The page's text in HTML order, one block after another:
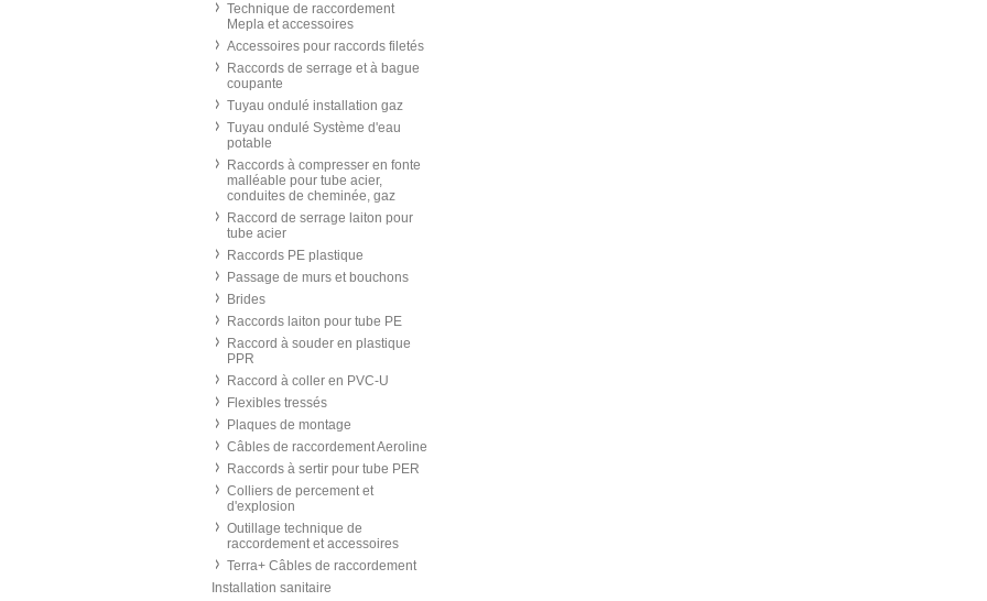
Technique de raccordement
Mepla et accessoires
Accessoires pour raccords filetés
Raccords de serrage et à bague
coupante
Tuyau ondulé installation gaz
Tuyau ondulé Système d'eau
potable
Raccords à compresser en fonte
malléable pour tube acier,
conduites de cheminée, gaz
Raccord de serrage laiton pour
tube acier
Raccords PE plastique
Passage de murs et bouchons
Brides
Raccords laiton pour tube PE
Raccord à souder en plastique
PPR
Raccord à coller en PVC-U
Flexibles tressés
Plaques de montage
Câbles de raccordement Aeroline
Raccords à sertir pour tube PER
Colliers de percement et
d'explosion
Outillage technique de
raccordement et accessoires
Terra+ Câbles de raccordement
Installation sanitaire